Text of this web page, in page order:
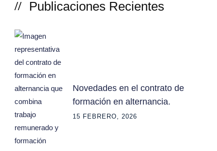
Publicaciones Recientes
Novedades en el contrato de
formación en alternancia.
15 FEBRERO, 2026